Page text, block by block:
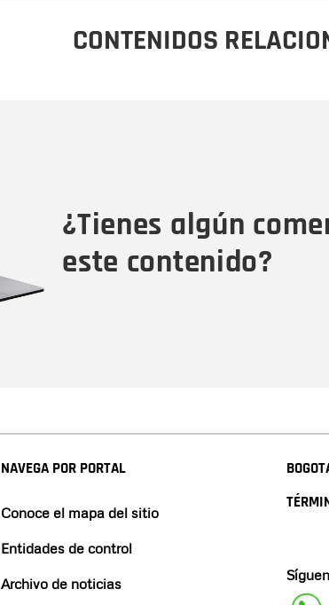
CONTENIDOS
¿Tienes algún
este contenido?
NAVEGA POR PORTAL
Conoce el mapa del sitio
Entidades de control
Archivo de noticias